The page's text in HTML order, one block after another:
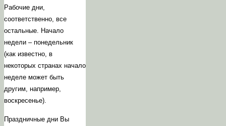
Рабочие дни,
соответственно, все
остальные. Начало
недели – понедельник
(как известно, в
некоторых странах начало
неделе может быть
другим, например,
воскресенье).
Праздничные дни Вы